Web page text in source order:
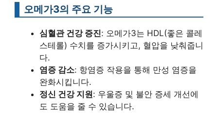
오메가3의 주요 기능
심혈관 건강 증진: 오메가3는 HDL(좋은 콜레
스테롤) 수치를 증가시키고, 혈압을 낮춰줍니
다.
염증 감소: 항염증 작용을 통해 만성 염증을
완화시킵니다.
정신 건강 지원: 우울증 및 불안 증세 개선에
도 도움을 줄 수 있습니다.